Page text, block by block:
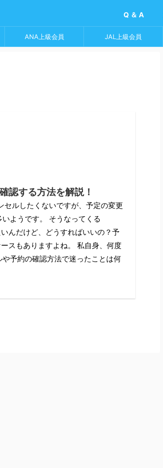
Q ＆ A
ANA上級会員 JAL上級会員
認する方法を解説！
セルしたくないですが、予定の変更
ようです。 そうなってくる
んだけど、どうすればいいの？予
スもありますよね。 私自身、何度
予約の確認方法で迷ったことは何